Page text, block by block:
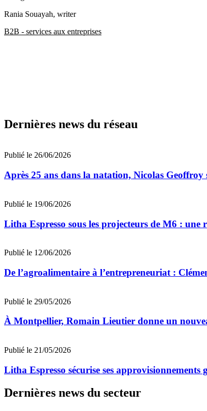
Rania Souayah, writer
B2B - services aux entreprises
Dernières news du réseau
Publié le 26/06/2026
Après 25 ans dans la natation, Nicolas Geoffroy
Publié le 19/06/2026
Litha Espresso sous les projecteurs de M6 :
Publié le 12/06/2026
De l’agroalimentaire à l’entrepreneuriat :
Publié le 29/05/2026
À Montpellier, Romain Lieutier donne un
Publié le 21/05/2026
Litha Espresso sécurise ses approvisionnements
Dernières news du secteur